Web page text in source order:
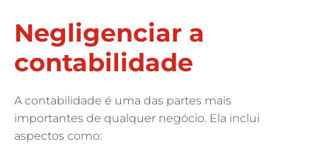
Negligenciar a
contabilidade
A contabilidade é uma das partes mais
importantes de qualquer negócio. Ela inclui
aspectos como: